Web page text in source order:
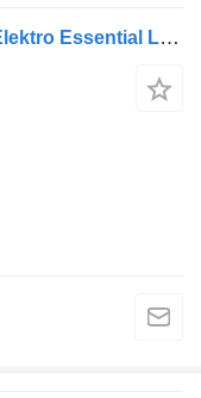
KIA PV5 Próximamente en Stock! Elektro Essential Long Range 71,2 kWh